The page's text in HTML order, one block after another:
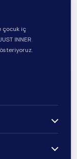
çocuk iç
INNER